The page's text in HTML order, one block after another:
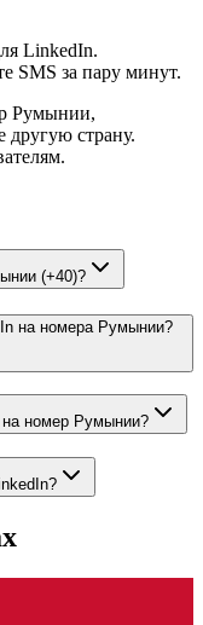
LinkedIn.
SMS за пару минут.
Румынии,
другую страну.
(+40)?
на номера Румынии?
на номер Румынии?